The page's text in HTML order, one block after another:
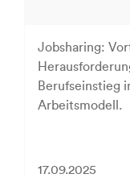
Jobsharing:
Berufseinstieg
Arbeitsmodell.
17.09.2025